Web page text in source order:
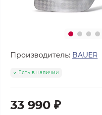
Производитель: BAUER
Есть в наличии
33 990 ₽